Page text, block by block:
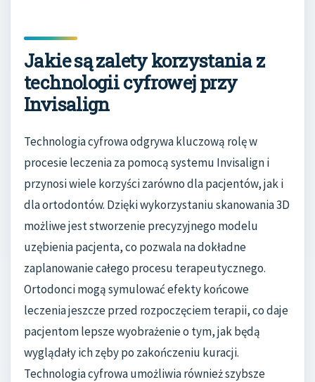
Jakie są zalety korzystania z
technologii cyfrowej przy
Invisalign
Technologia cyfrowa odgrywa kluczową rolę w
procesie leczenia za pomocą systemu Invisalign i
przynosi wiele korzyści zarówno dla pacjentów, jak i
dla ortodontów. Dzięki wykorzystaniu skanowania 3D
możliwe jest stworzenie precyzyjnego modelu
uzębienia pacjenta, co pozwala na dokładne
zaplanowanie całego procesu terapeutycznego.
Ortodonci mogą symulować efekty końcowe
leczenia jeszcze przed rozpoczęciem terapii, co daje
pacjentom lepsze wyobrażenie o tym, jak będą
wyglądały ich zęby po zakończeniu kuracji.
Technologia cyfrowa umożliwia również szybsze